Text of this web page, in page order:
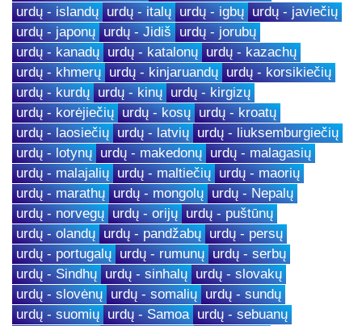
urdų - islandų urdų - italų urdų - igbų urdų - javiečių
urdų - japonų urdų - Jidiš urdų - jorubų
urdų - kanadų urdų - katalonų urdų - kazachų
urdų - khmerų urdų - kinjaruandų urdų - korsikiečių
urdų - kurdų urdų - kinų urdų - kirgizų
urdų - korėjiečių urdų - kosų urdų - kroatų
urdų - laosiečių urdų - latvių urdų - liuksemburgiečių
urdų - lotynų urdų - makedonų urdų - malagasių
urdų - malajalių urdų - maltiečių urdų - maorių
urdų - marathų urdų - mongolų urdų - Nepalų
urdų - norvegų urdų - orijų urdų - puštūnų
urdų - olandų urdų - pandžabų urdų - persų
urdų - portugalų urdų - rumunų urdų - serbų
urdų - Sindhų urdų - sinhalų urdų - slovakų
urdų - slovėnų urdų - somalių urdų - sundų
urdų - suomių urdų - Samoa urdų - sebuanų